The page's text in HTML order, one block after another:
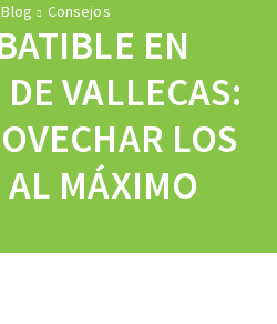
Blog Consejos
EN
VALLECAS:
LOS
AL MÁXIMO